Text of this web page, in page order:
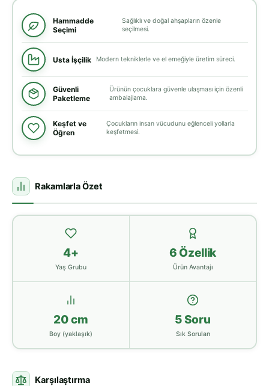
Hammadde
Seçimi
Sağlıklı ve doğal ahşapların özenle
seçilmesi.
Usta İşçilik Modern tekniklerle ve el emeğiyle üretim süreci.
Güvenli
Paketleme
Ürünün çocuklara güvenle ulaşması için özenli
ambalajlama.
Keşfet ve
Öğren
Çocukların insan vücudunu eğlenceli yollarla
keşfetmesi.
Rakamlarla Özet
4+
Yaş Grubu
6 Özellik
Ürün Avantajı
20 cm
Boy (yaklaşık)
5 Soru
Sık Sorulan
Karşılaştırma